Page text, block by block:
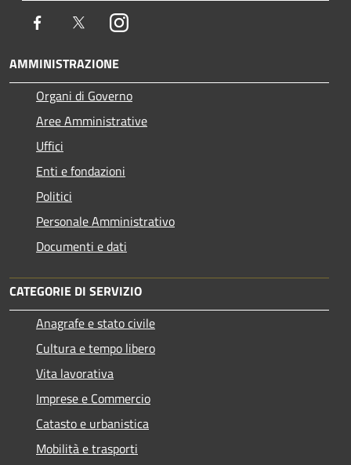
Facebook TwitterInstagram
AMMINISTRAZIONE
Organi di Governo
Aree Amministrative
Uffici
Enti e fondazioni
Politici
Personale Amministrativo
Documenti e dati
CATEGORIE DI SERVIZIO
Anagrafe e stato civile
Cultura e tempo libero
Vita lavorativa
Imprese e Commercio
Catasto e urbanistica
Mobilità e trasporti